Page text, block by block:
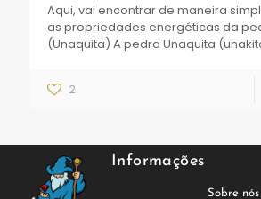
Aqui, vai encontrar de maneira
as propriedades energéticas da
(Unaquita) A pedra Unaquita
2
Informações
Sobre nós